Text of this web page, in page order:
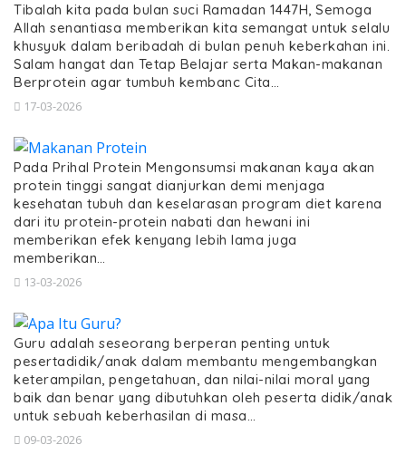
Tibalah kita pada bulan suci Ramadan 1447H, Semoga
Allah senantiasa memberikan kita semangat untuk selalu
khusyuk dalam beribadah di bulan penuh keberkahan ini.
Salam hangat dan Tetap Belajar serta Makan-makanan
Berprotein agar tumbuh kembanc Cita…
17-03-2026
Pada Prihal Protein Mengonsumsi makanan kaya akan
protein tinggi sangat dianjurkan demi menjaga
kesehatan tubuh dan keselarasan program diet karena
dari itu protein-protein nabati dan hewani ini
memberikan efek kenyang lebih lama juga
memberikan…
13-03-2026
Guru adalah seseorang berperan penting untuk
pesertadidik/anak dalam membantu mengembangkan
keterampilan, pengetahuan, dan nilai-nilai moral yang
baik dan benar yang dibutuhkan oleh peserta didik/anak
untuk sebuah keberhasilan di masa…
09-03-2026